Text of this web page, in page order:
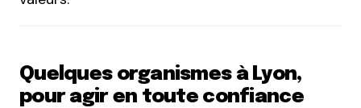
Quelques organismes à Lyon,
pour agir en toute confiance